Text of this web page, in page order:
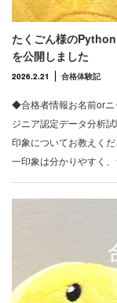
たくごん様の
を公開しました
2026.2.21 合格体験記
◆合格者情報お名前orニ
ジニア認定データ分析
印象についてお教えく
一印象は分かりやすく